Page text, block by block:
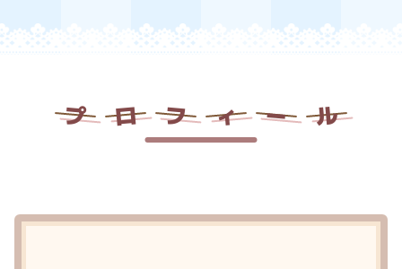
プ ロ フ ィ ー ル